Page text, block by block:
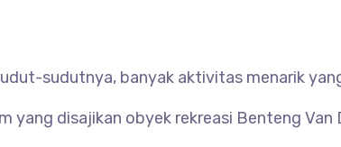
sudutnya, banyak aktivitas menarik
disajikan obyek rekreasi Benteng Van